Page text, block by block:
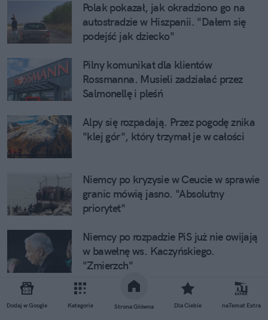
Dodaj w Google Kategorie Strona Główna Dla Ciebie naTemat Extra
Polak pokazał, jak okradziono go na
autostradzie w Hiszpanii. "Dałem się
podejść jak dziecko"
Pilny komunikat dla klientów
Rossmanna. Musieli zadziałać przez
Salmonellę i pleśń
Alpy się rozpadają. Przez pogodę znika
"klej gór", który trzymał je w całości
Niemcy po kryzysie w Ceucie w sprawie
granic mówią jasno. "Absolutny
priorytet"
Niemcy po rozpadzie PiS już nie owijają
w bawełnę ws. Kaczyńskiego.
"Zmierzch"